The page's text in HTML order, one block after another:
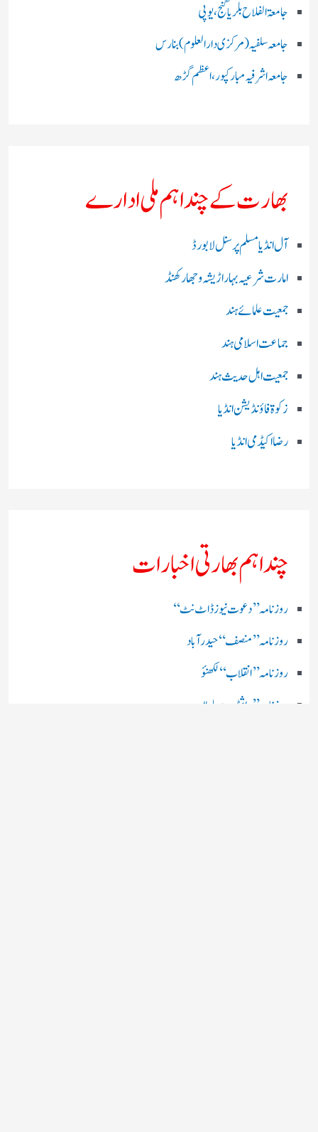
جامعۃ الفلاح بلریاگنج،یوپی
جامعہ سلفیہ(مرکزی دارالعلوم )بنارس
جامعہ اشرفیہ مبارکپور،اعظم گڑھ
بھارت کے چند اہم ملی ادارے
آل انڈیا مسلم پرسنل لا بورڈ
امارت شرعیہ بہار اڑیشہ و جھارکھنڈ
جمعیت علمائے ہند
جماعت اسلامی ہند
جمعیت اہل حدیث ہند
زکوۃ فاؤنڈیشن انڈیا
رضا اکیڈمی انڈیا
چند اہم بھارتی اخبارات
روز نامہ ’’ دعوت نیوز ڈاٹ نٹ‘‘
روزنامہ ’’ منصف‘‘ حیدر آباد
روزنامہ ’’ انقلاب‘‘ لکھنؤ
روز نامہ ’’راشٹریہ سہارا اردو